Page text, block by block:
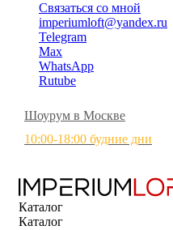
Связаться со мной
imperiumloft@yandex.ru
Telegram
Max
WhatsApp
Rutube
Шоурум в Москве
10:00-18:00 будние дни
Каталог
Каталог